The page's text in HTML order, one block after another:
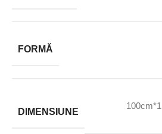
FORMĂ
DIMENSIUNE